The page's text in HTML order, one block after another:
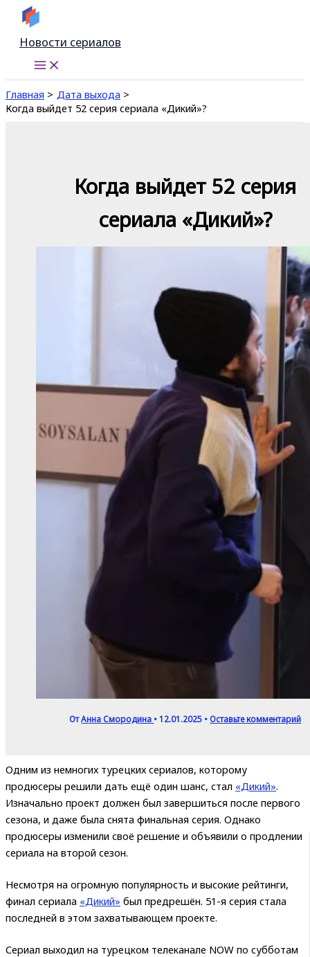
Перейти
содержимому
Новости сериалов
Главная
Дата выхода
Когда выйдет 52 серия сериала «Дикий»?
Когда выйдет 52 серия
сериала «Дикий»?
ОтАнна Смородина •12.01.2025 • Оставьте комментарий
Одним из немногих турецких сериалов, которому
продюсеры решили дать ещё один шанс, стал «Дикий».
Изначально проект должен был завершиться после первого
сезона, и даже была снята финальная серия. Однако
продюсеры изменили своё решение и объявили о продлении
сериала на второй сезон.
Несмотря на огромную популярность и высокие рейтинги,
финал сериала «Дикий» был предрешён. 51-я серия стала
последней в этом захватывающем проекте.
Сериал выходил на турецком телеканале NOW по субботам